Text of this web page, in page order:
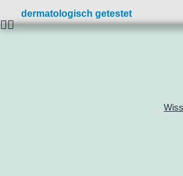
dermatologisch getestet